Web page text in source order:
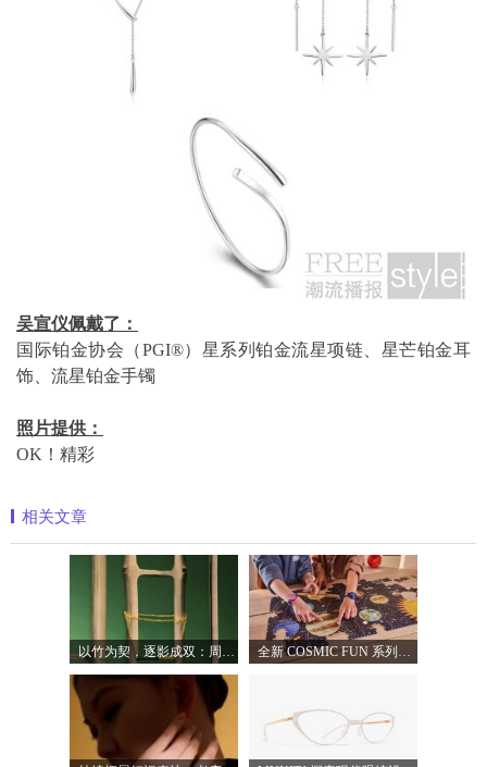
吴宣仪佩戴了：
国际铂金协会（PGI®）星系列铂金流星项链、星芒铂金耳
饰、流星铂金手镯
照片提供：
OK！精彩
相关文章